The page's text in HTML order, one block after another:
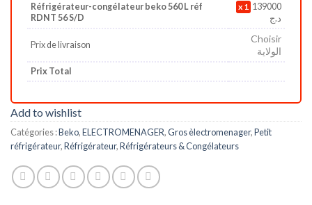
Réfrigérateur-congélateur beko 560 L réf
RDNT 56 S/D
1 139000
د.ج
Prix de livraison
Choisir
الولاية
Prix Total
Add to wishlist
Catégories :Beko,ELECTROMENAGER,Gros èlectromenager,Petit
réfrigérateur,Réfrigérateur,Réfrigérateurs & Congélateurs